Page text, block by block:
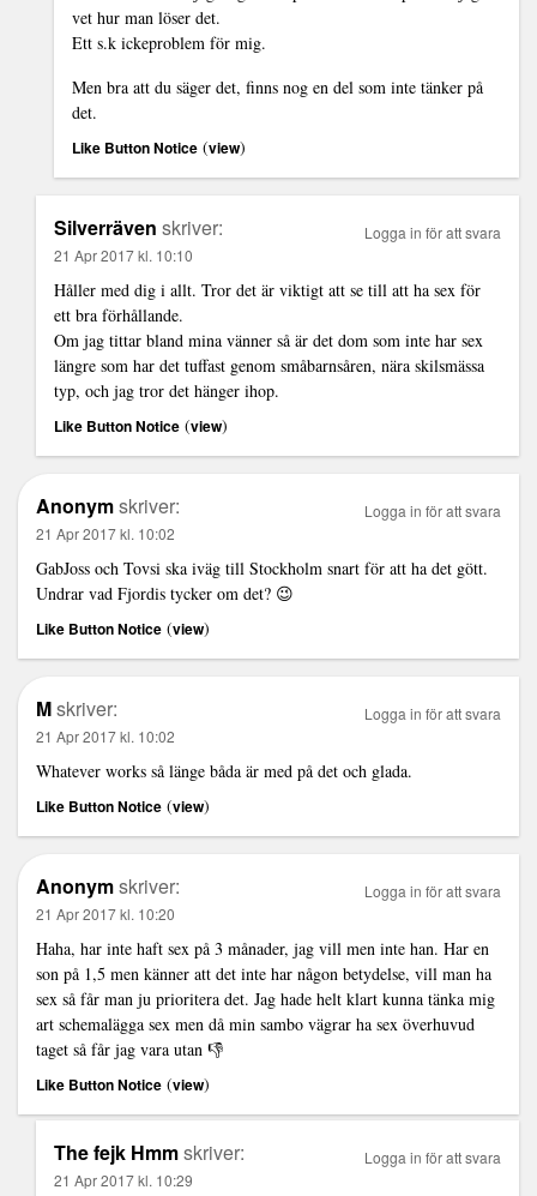
vet hur man löser det.
Ett s.k ickeproblem för mig.
Men bra att du säger det, finns nog en del som inte tänker på
det.
Like Button Notice (view)
Silverräven skriver:
21 Apr 2017 kl. 10:10
Håller med dig i allt. Tror det är viktigt att se till att ha sex för
ett bra förhållande.
Om jag tittar bland mina vänner så är det dom som inte har sex
längre som har det tuffast genom småbarnsåren, nära skilsmässa
typ, och jag tror det hänger ihop.
Like Button Notice (view)
Logga in för att svara
Anonymskriver:
21 Apr 2017 kl. 10:02
GabJoss och Tovsi ska iväg till Stockholm snart för att ha det gött.
Undrar vad Fjordis tycker om det? 😉
Like Button Notice (view)
Logga in för att svara
Mskriver:
21 Apr 2017 kl. 10:02
Whatever works så länge båda är med på det och glada.
Like Button Notice (view)
Logga in för att svara
Anonymskriver:
21 Apr 2017 kl. 10:20
Haha, har inte haft sex på 3 månader, jag vill men inte han. Har en
son på 1,5 men känner att det inte har någon betydelse, vill man ha
sex så får man ju prioritera det. Jag hade helt klart kunna tänka mig
art schemalägga sex men då min sambo vägrar ha sex överhuvud
taget så får jag vara utan 👎
Like Button Notice (view)
Logga in för att svara
The fejk Hmmskriver:
21 Apr 2017 kl. 10:29
Logga in för att svara